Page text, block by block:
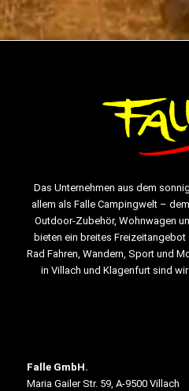
Das Unternehmen aus dem
allem als Falle Campingwelt –
Outdoor-Zubehör, Wohnwagen
bieten ein breites Freizeitangebot
Rad Fahren, Wandern, Sport und
in Villach und Klagenfurt sind
Falle GmbH.
Maria Gailer Str. 59, A-9500 Villach